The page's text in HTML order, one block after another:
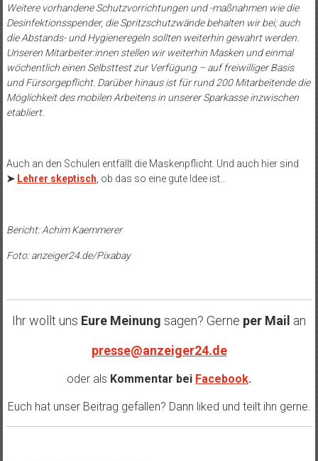
Weitere vorhandene Schutzvorrichtungen und -maßnahmen wie die
Desinfektionsspender, die Spritzschutzwände behalten wir bei; auch
die Abstands- und Hygieneregeln sollten weiterhin gewahrt werden.
Unseren Mitarbeiter:innen stellen wir weiterhin Masken und einmal
wöchentlich einen Selbsttest zur Verfügung – auf freiwilliger Basis
und Fürsorgepflicht. Darüber hinaus ist für rund 200 Mitarbeitende die
Möglichkeit des mobilen Arbeitens in unserer Sparkasse inzwischen
etabliert.
Auch an den Schulen entfällt die Maskenpflicht. Und auch hier sind
➤ Lehrer skeptisch, ob das so eine gute Idee ist…
Bericht: Achim Kaemmerer
Foto: anzeiger24.de/Pixabay
Ihr wollt uns Eure Meinung sagen? Gerne per Mail an
presse@anzeiger24.de
oder als Kommentar bei Facebook.
Euch hat unser Beitrag gefallen? Dann liked und teilt ihn gerne.